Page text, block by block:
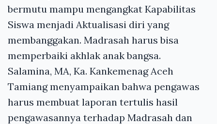
bermutu mampu mengangkat Kapabilitas
Siswa menjadi Aktualisasi diri yang
membanggakan. Madrasah harus bisa
memperbaiki akhlak anak bangsa.
Salamina, MA, Ka. Kankemenag Aceh
Tamiang menyampaikan bahwa pengawas
harus membuat laporan tertulis hasil
pengawasannya terhadap Madrasah dan